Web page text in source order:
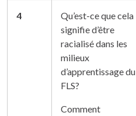
4
Qu’est-ce que cela
signifie d’être
racialisé dans les
milieux
d’apprentissage du
FLS?
Comment